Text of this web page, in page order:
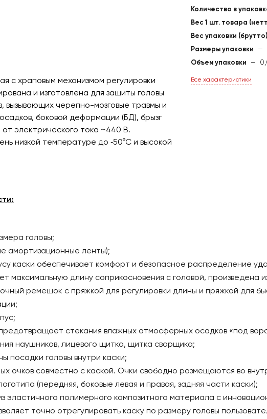
с храповым механизмом регулировки
и изготовлена для защиты головы
черепно-мозговые травмы и
боковой деформации (БД), брызг
электрического тока ~440 В.
низкой температуре до ‐50°С и высокой
Количество в
Вес 1 шт. товара
Вес упаковки (брутто)
Размеры упаковки
—
Объем упаковки
—
Все характеристики
головы;
амортизационные ленты);
каски обеспечивает комфорт и безопасное распределение
максимальную длину соприкосновения с головой, произведена
ремешок с пряжкой для регулировки длины и пряжкой для
стекания влажных атмосферных осадков «под
наушников, лицевого щитка, щитка сварщика;
посадки головы внутри каски;
очков совместно с каской. Очки свободно размещаются во
(передняя, боковые левая и правая, задняя части каски);
эластичного полимерного композитного материала с
точно отрегулировать каску по размеру головы